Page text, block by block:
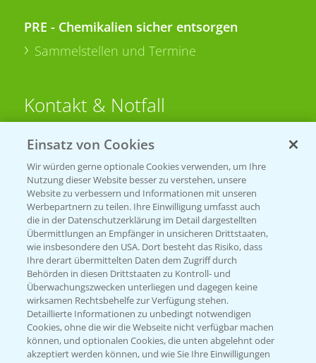
PRE - Chemikalien sicher entsorgen
Sammelstellen und Termine
Kontakt & Notfall
Beratung auf WhatsApp
T.+49 (0)174 346 564 1
KONTAKT
Hilfe in Notfällen
T.+49 (0)214/30-20220
Einsatz von Cookies
Wir würden gerne optionale Cookies verwenden, um Ihre
Nutzung dieser Website besser zu verstehen, unsere
Website zu verbessern und Informationen mit unseren
Werbepartnern zu teilen. Ihre Einwilligung umfasst auch
die in der Datenschutzerklärung im Detail dargestellten
Übermittlungen an Empfänger in unsicheren Drittstaaten,
wie insbesondere den USA. Dort besteht das Risiko, dass
Ihre derart übermittelten Daten dem Zugriff durch
Behörden in diesen Drittstaaten zu Kontroll- und
Überwachungszwecken unterliegen und dagegen keine
wirksamen Rechtsbehelfe zur Verfügung stehen.
Detaillierte Informationen zu unbedingt notwendigen
Cookies, ohne die wir die Webseite nicht verfügbar machen
können, und optionalen Cookies, die unten abgelehnt oder
akzeptiert werden können, und wie Sie Ihre Einwilligungen